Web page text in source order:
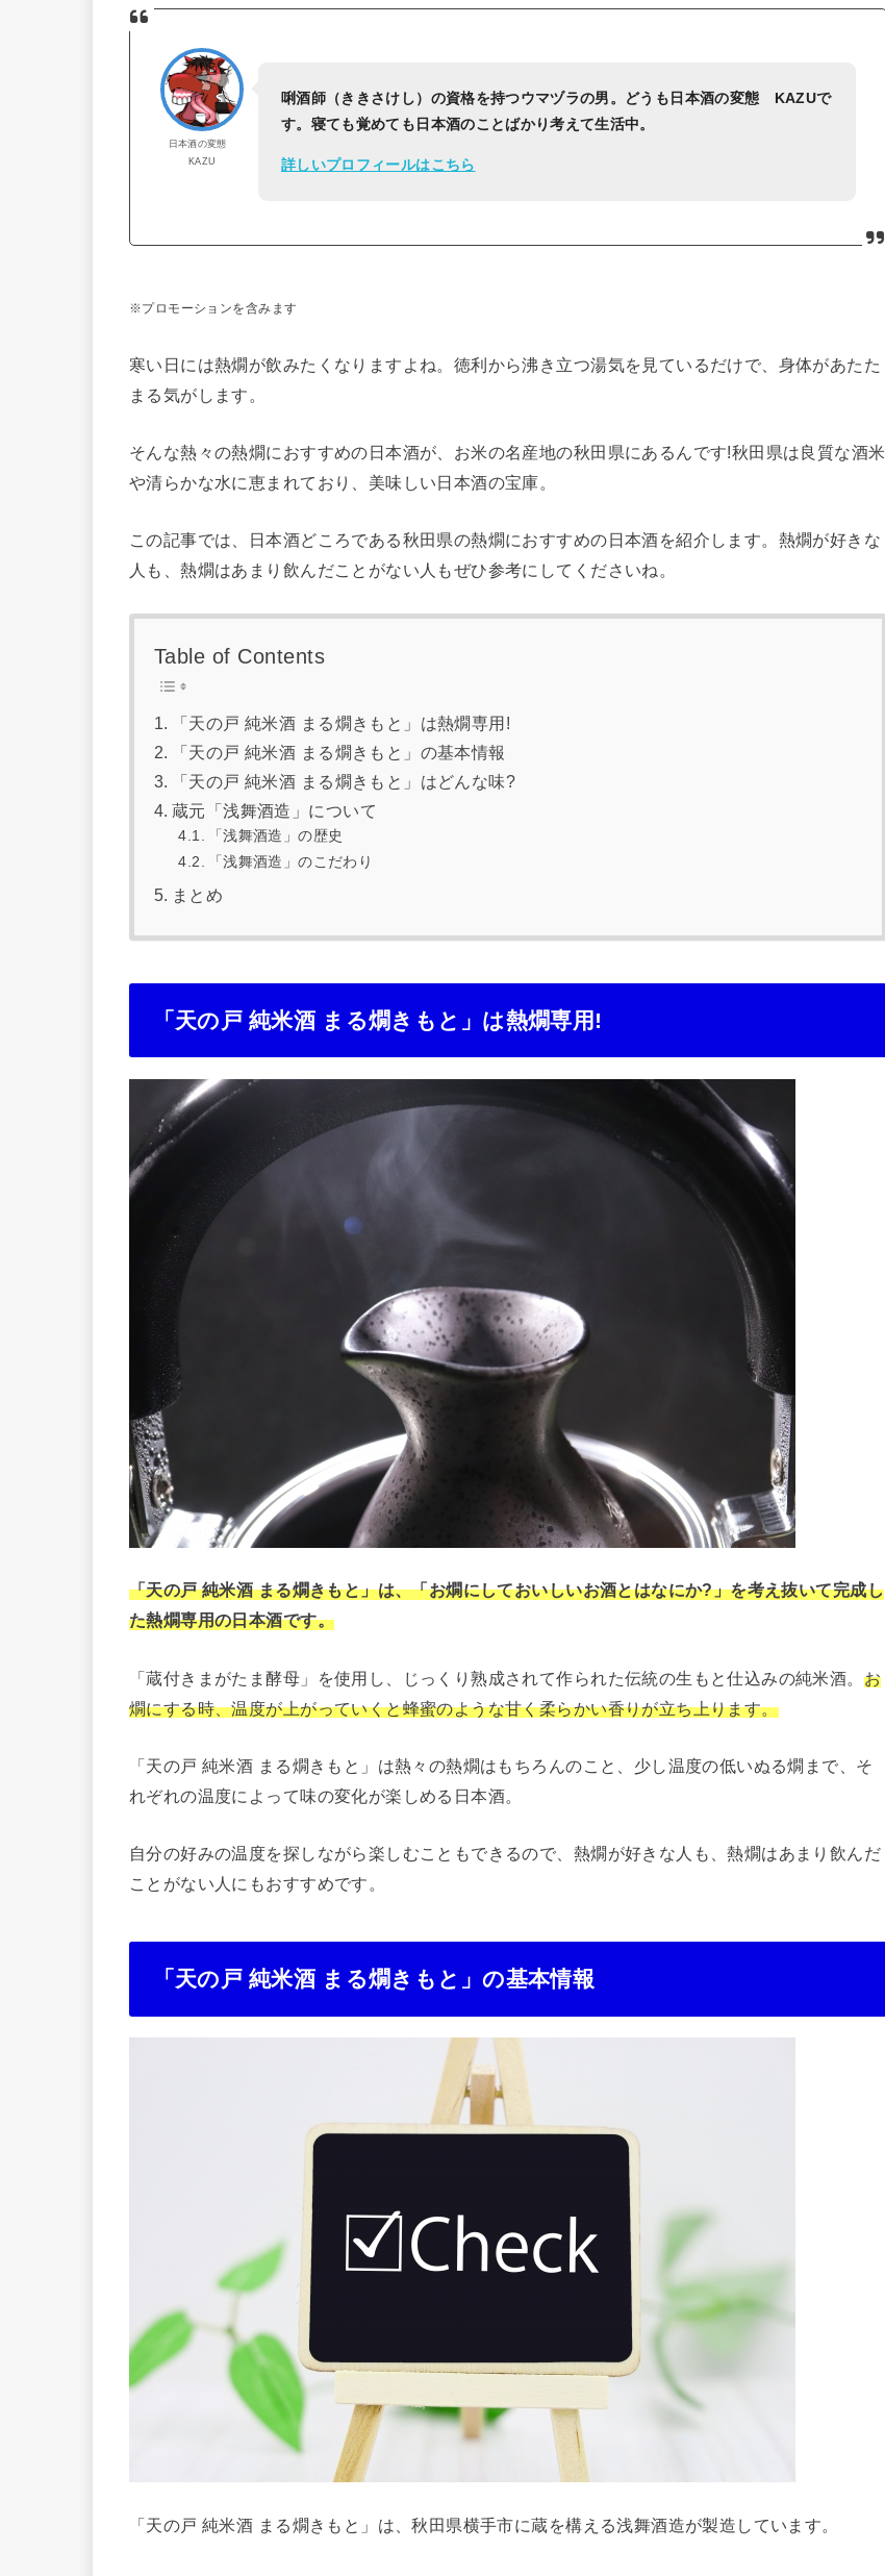
日本酒の変態
KAZU
唎酒師（ききさけし）の資格を持つウマヅラの男。どうも日本酒の変態 KAZUで
す。寝ても覚めても日本酒のことばかり考えて生活中。
詳しいプロフィールはこちら
※プロモーションを含みます
寒い日には熱燗が飲みたくなりますよね。徳利から沸き立つ湯気を見ているだけで、身体があたた
まる気がします。
そんな熱々の熱燗におすすめの日本酒が、お米の名産地の秋田県にあるんです!秋田県は良質な酒米
や清らかな水に恵まれており、美味しい日本酒の宝庫。
この記事では、日本酒どころである秋田県の熱燗におすすめの日本酒を紹介します。熱燗が好きな
人も、熱燗はあまり飲んだことがない人もぜひ参考にしてくださいね。
Table of Contents
「天の戸 純米酒 まる燗きもと」は熱燗専用!
「天の戸 純米酒 まる燗きもと」の基本情報
「天の戸 純米酒 まる燗きもと」はどんな味?
蔵元「浅舞酒造」について
「浅舞酒造」の歴史
「浅舞酒造」のこだわり
まとめ
「天の戸 純米酒 まる燗きもと」は熱燗専用!
「天の戸 純米酒 まる燗きもと」は、「お燗にしておいしいお酒とはなにか?」を考え抜いて完成し
た熱燗専用の日本酒です。
「蔵付きまがたま酵母」を使用し、じっくり熟成されて作られた伝統の生もと仕込みの純米酒。 お
燗にする時、温度が上がっていくと蜂蜜のような甘く柔らかい香りが立ち上ります。
「天の戸 純米酒 まる燗きもと」は熱々の熱燗はもちろんのこと、少し温度の低いぬる燗まで、そ
れぞれの温度によって味の変化が楽しめる日本酒。
自分の好みの温度を探しながら楽しむこともできるので、熱燗が好きな人も、熱燗はあまり飲んだ
ことがない人にもおすすめです。
「天の戸 純米酒 まる燗きもと」の基本情報
「天の戸 純米酒 まる燗きもと」は、秋田県横手市に蔵を構える浅舞酒造が製造しています。